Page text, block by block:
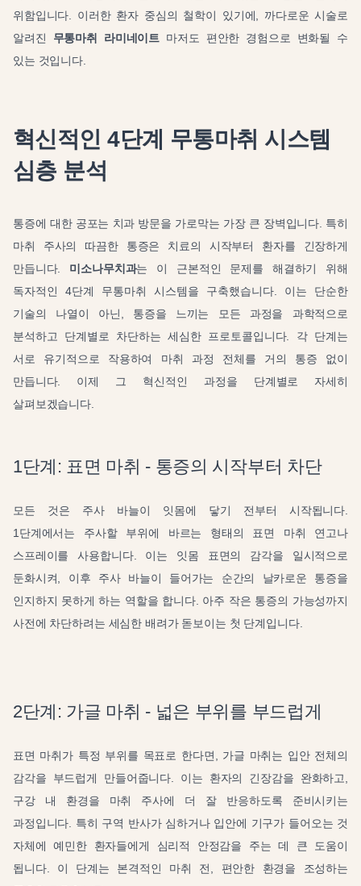
위함입니다. 이러한 환자 중심의 철학이 있기에, 까다로운 시술로
알려진 무통마취 라미네이트 마저도 편안한 경험으로 변화될 수
있는 것입니다.
혁신적인 4단계 무통마취 시스템
심층 분석
통증에 대한 공포는 치과 방문을 가로막는 가장 큰 장벽입니다. 특히
마취 주사의 따끔한 통증은 치료의 시작부터 환자를 긴장하게
만듭니다. 미소나무치과는 이 근본적인 문제를 해결하기 위해
독자적인 4단계 무통마취 시스템을 구축했습니다. 이는 단순한
기술의 나열이 아닌, 통증을 느끼는 모든 과정을 과학적으로
분석하고 단계별로 차단하는 세심한 프로토콜입니다. 각 단계는
서로 유기적으로 작용하여 마취 과정 전체를 거의 통증 없이
만듭니다. 이제 그 혁신적인 과정을 단계별로 자세히
살펴보겠습니다.
1단계: 표면 마취 - 통증의 시작부터 차단
모든 것은 주사 바늘이 잇몸에 닿기 전부터 시작됩니다.
1단계에서는 주사할 부위에 바르는 형태의 표면 마취 연고나
스프레이를 사용합니다. 이는 잇몸 표면의 감각을 일시적으로
둔화시켜, 이후 주사 바늘이 들어가는 순간의 날카로운 통증을
인지하지 못하게 하는 역할을 합니다. 아주 작은 통증의 가능성까지
사전에 차단하려는 세심한 배려가 돋보이는 첫 단계입니다.
2단계: 가글 마취 - 넓은 부위를 부드럽게
표면 마취가 특정 부위를 목표로 한다면, 가글 마취는 입안 전체의
감각을 부드럽게 만들어줍니다. 이는 환자의 긴장감을 완화하고,
구강 내 환경을 마취 주사에 더 잘 반응하도록 준비시키는
과정입니다. 특히 구역 반사가 심하거나 입안에 기구가 들어오는 것
자체에 예민한 환자들에게 심리적 안정감을 주는 데 큰 도움이
됩니다. 이 단계는 본격적인 마취 전, 편안한 환경을 조성하는